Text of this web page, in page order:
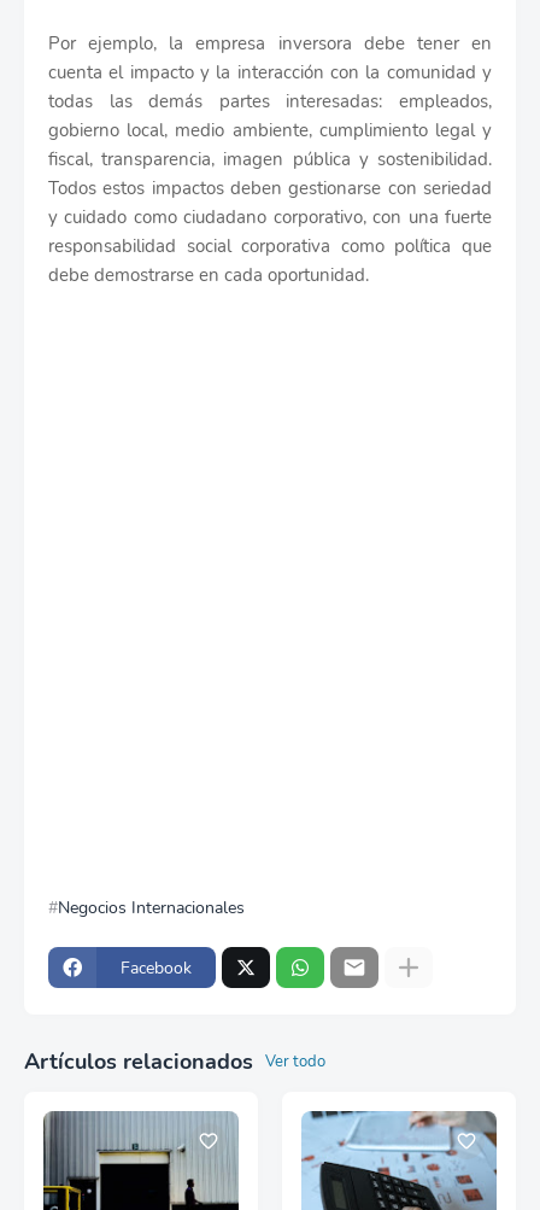
Por ejemplo, la empresa inversora debe tener en
cuenta el impacto y la interacción con la comunidad y
todas las demás partes interesadas: empleados,
gobierno local, medio ambiente, cumplimiento legal y
fiscal, transparencia, imagen pública y sostenibilidad.
Todos estos impactos deben gestionarse con seriedad
y cuidado como ciudadano corporativo, con una fuerte
responsabilidad social corporativa como política que
debe demostrarse en cada oportunidad.
Negocios Internacionales
Facebook
Artículos relacionados Ver todo